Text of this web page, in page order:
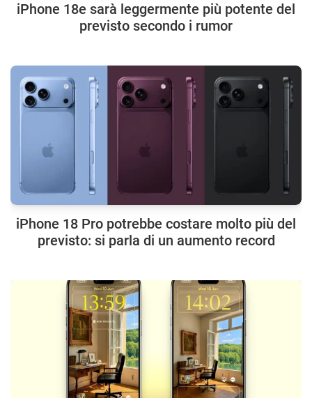
iPhone 18e sarà leggermente più potente del
previsto secondo i rumor
iPhone 18 Pro potrebbe costare molto più del
previsto: si parla di un aumento record